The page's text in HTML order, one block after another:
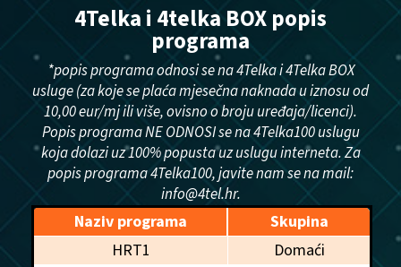
4Telka i 4telka BOX popis
programa
*popis programa odnosi se na 4Telka i 4Telka BOX
usluge (za koje se plaća mjesečna naknada u iznosu od
10,00 eur/mj ili više, ovisno o broju uređaja/licenci).
Popis programa NE ODNOSI se na 4Telka100 uslugu
koja dolazi uz 100% popusta uz uslugu interneta. Za
popis programa 4Telka100, javite nam se na mail:
info@4tel.hr.
Naziv programa
Skupina
HRT1
Domaći